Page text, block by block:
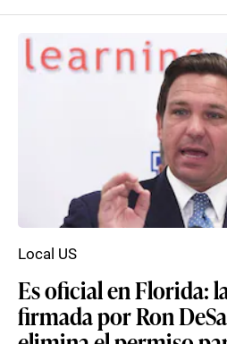
Es oficial en Florida:
firmada por Ron
Local US